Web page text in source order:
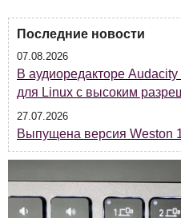
Последние новости
07.08.2026
В аудиоредакторе
для Linux с высоким
27.07.2026
Выпущена версия Weston